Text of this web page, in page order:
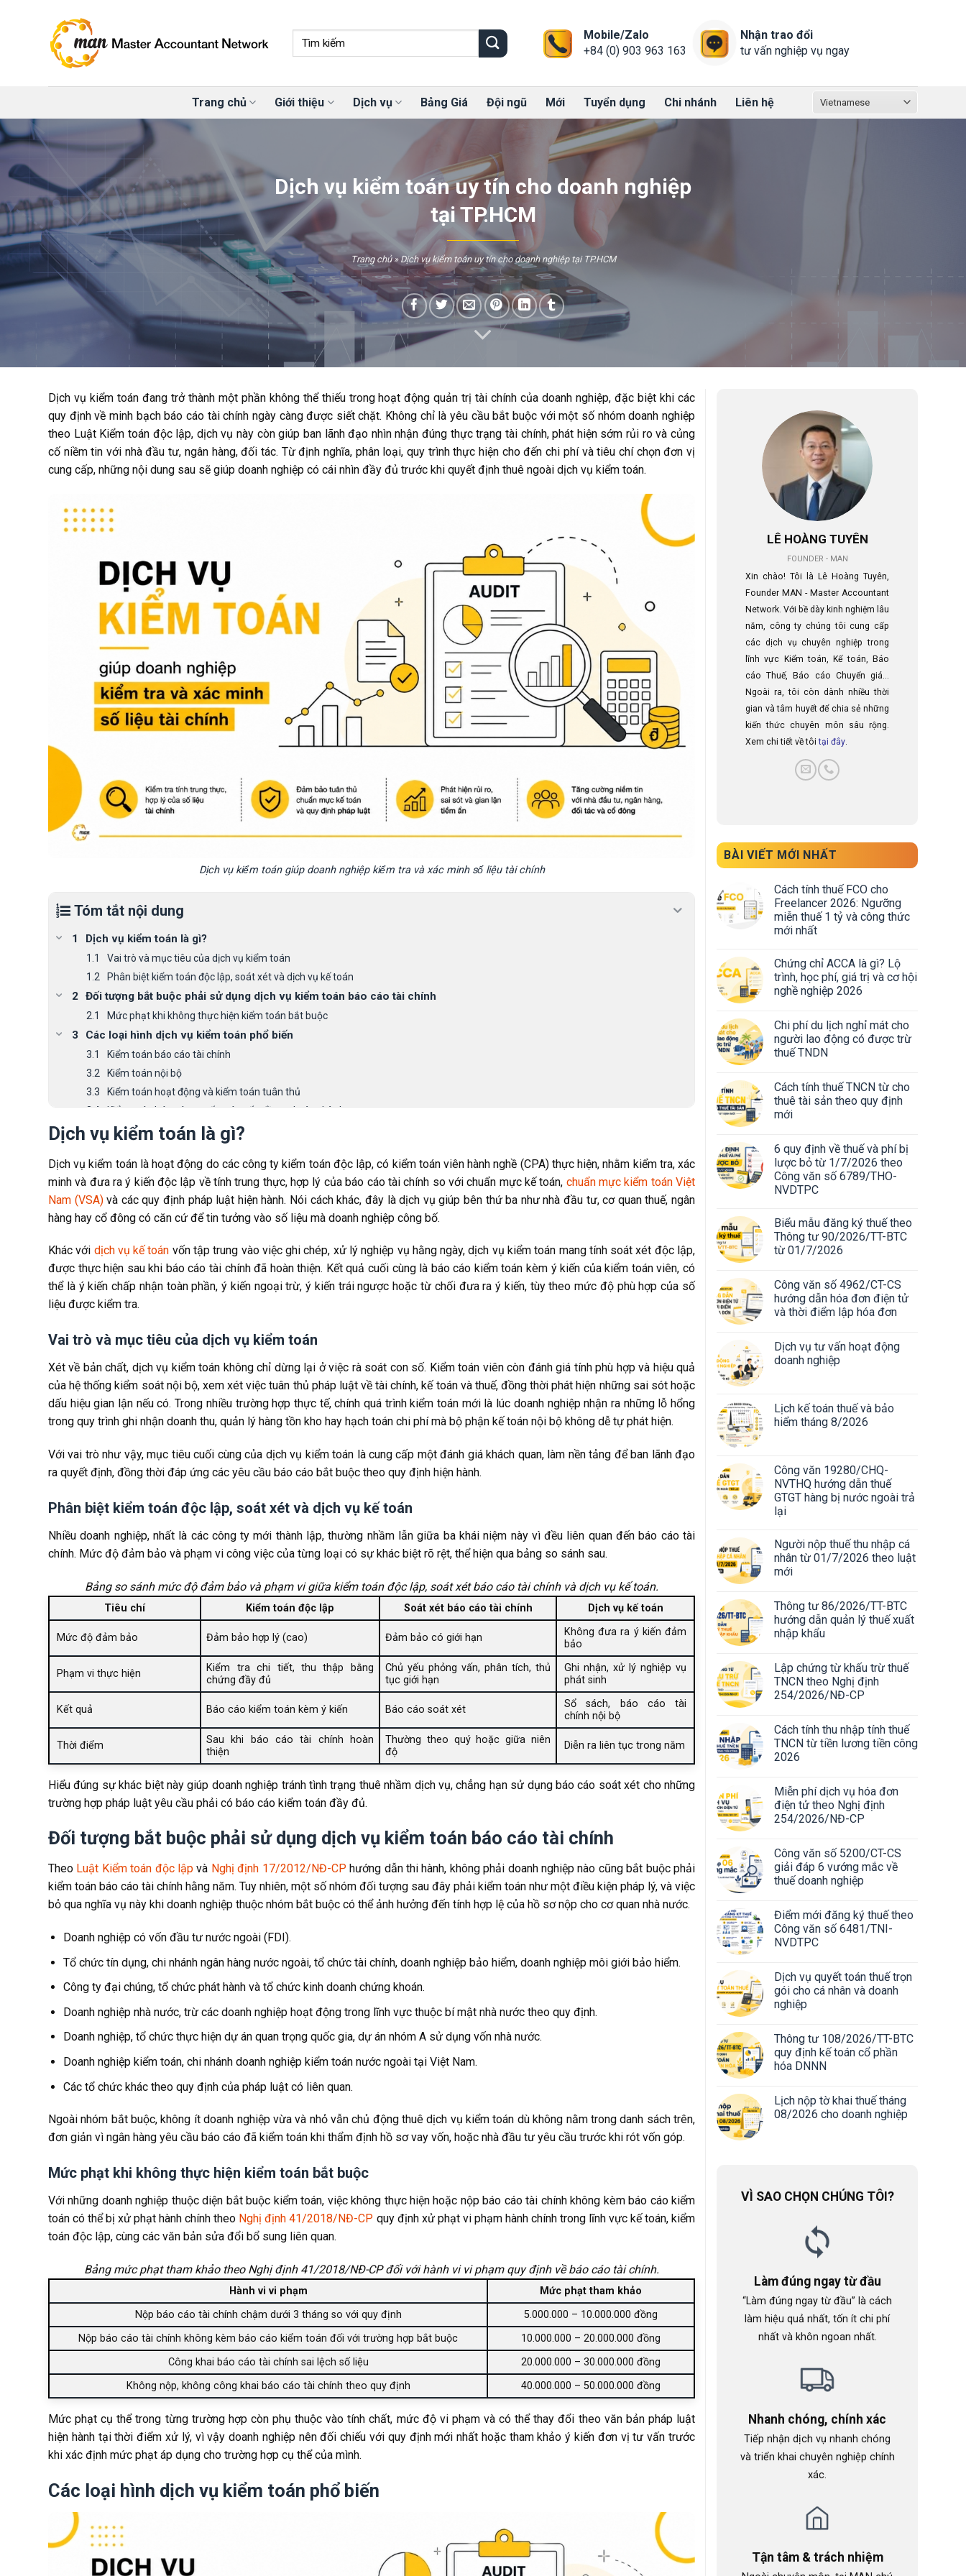
Mobile/Zalo
+84 (0) 903 963 163
Nhận trao đổi
tư vấn nghiệp vụ ngay
Trang chủ Giới thiệu Dịch vụ Bảng Giá Đội ngũ Mới Tuyển dụng Chi nhánh Liên hệ
Dịch vụ kiểm toán uy tín cho doanh nghiệp
tại TP.HCM
Trang chủ»Dịch vụ kiểm toán uy tín cho doanh nghiệp tại TP.HCM
Dịch vụ kiểm toán đang trở thành một phần không thể thiếu trong hoạt động quản trị tài chính của doanh nghiệp, đặc biệt khi các
quy định về minh bạch báo cáo tài chính ngày càng được siết chặt. Không chỉ là yêu cầu bắt buộc với một số nhóm doanh nghiệp
theo Luật Kiểm toán độc lập, dịch vụ này còn giúp ban lãnh đạo nhìn nhận đúng thực trạng tài chính, phát hiện sớm rủi ro và củng
cố niềm tin với nhà đầu tư, ngân hàng, đối tác. Từ định nghĩa, phân loại, quy trình thực hiện cho đến chi phí và tiêu chí chọn đơn vị
cung cấp, những nội dung sau sẽ giúp doanh nghiệp có cái nhìn đầy đủ trước khi quyết định thuê ngoài dịch vụ kiểm toán.
Dịch vụ kiểm toán giúp doanh nghiệp kiểm tra và xác minh số liệu tài chính
Tóm tắt nội dung
Dịch vụ kiểm toán là gì?
Vai trò và mục tiêu của dịch vụ kiểm toán
Phân biệt kiểm toán độc lập, soát xét và dịch vụ kế toán
Đối tượng bắt buộc phải sử dụng dịch vụ kiểm toán báo cáo tài chính
Mức phạt khi không thực hiện kiểm toán bắt buộc
Các loại hình dịch vụ kiểm toán phổ biến
Kiểm toán báo cáo tài chính
Kiểm toán nội bộ
Kiểm toán hoạt động và kiểm toán tuân thủ
Kiểm toán báo cáo quyết toán vốn đầu tư hoàn thành
Soát xét báo cáo tài chính và kiểm tra thông tin theo thỏa thuận trước
Lợi ích khi sử dụng dịch vụ kiểm toán chuyên nghiệp
Bảng giá dịch vụ kiểm toán báo cáo tài chính tham khảo
Yếu tố ảnh hưởng đến chi phí kiểm toán
Tiêu chí lựa chọn đơn vị kiểm toán uy tín
So sánh nhóm Big4 và công ty kiểm toán trong nước
Những lưu ý quan trọng khi ký hợp đồng kiểm toán
Hồ sơ, tài liệu cần chuẩn bị khi thuê dịch vụ kiểm toán
Kết luận
Câu hỏi thường gặp về dịch vụ kiểm toán
Doanh nghiệp mới thành lập có phải kiểm toán không?
Không kiểm toán có bị phạt không?
Nên chọn công ty kiểm toán Big4 hay công ty vừa và nhỏ?
Dịch vụ kiểm toán là gì?
Dịch vụ kiểm toán là hoạt động do các công ty kiểm toán độc lập, có kiểm toán viên hành nghề (CPA) thực hiện, nhằm kiểm tra, xác
minh và đưa ra ý kiến độc lập về tính trung thực, hợp lý của báo cáo tài chính so với chuẩn mực kế toán, chuẩn mực kiểm toán Việt
Nam (VSA)và các quy định pháp luật hiện hành. Nói cách khác, đây là dịch vụ giúp bên thứ ba như nhà đầu tư, cơ quan thuế, ngân
hàng hay cổ đông có căn cứ để tin tưởng vào số liệu mà doanh nghiệp công bố.
Khác với dịch vụ kế toán vốn tập trung vào việc ghi chép, xử lý nghiệp vụ hằng ngày, dịch vụ kiểm toán mang tính soát xét độc lập,
được thực hiện sau khi báo cáo tài chính đã hoàn thiện. Kết quả cuối cùng là báo cáo kiểm toán kèm ý kiến của kiểm toán viên, có
thể là ý kiến chấp nhận toàn phần, ý kiến ngoại trừ, ý kiến trái ngược hoặc từ chối đưa ra ý kiến, tùy theo mức độ phù hợp của số
liệu được kiểm tra.
Vai trò và mục tiêu của dịch vụ kiểm toán
Xét về bản chất, dịch vụ kiểm toán không chỉ dừng lại ở việc rà soát con số. Kiểm toán viên còn đánh giá tính phù hợp và hiệu quả
của hệ thống kiểm soát nội bộ, xem xét việc tuân thủ pháp luật về tài chính, kế toán và thuế, đồng thời phát hiện những sai sót hoặc
dấu hiệu gian lận nếu có. Trong nhiều trường hợp thực tế, chính quá trình kiểm toán mới là lúc doanh nghiệp nhận ra những lỗ hổng
trong quy trình ghi nhận doanh thu, quản lý hàng tồn kho hay hạch toán chi phí mà bộ phận kế toán nội bộ không dễ tự phát hiện.
Với vai trò như vậy, mục tiêu cuối cùng của dịch vụ kiểm toán là cung cấp một đánh giá khách quan, làm nền tảng để ban lãnh đạo
ra quyết định, đồng thời đáp ứng các yêu cầu báo cáo bắt buộc theo quy định hiện hành.
Phân biệt kiểm toán độc lập, soát xét và dịch vụ kế toán
Nhiều doanh nghiệp, nhất là các công ty mới thành lập, thường nhầm lẫn giữa ba khái niệm này vì đều liên quan đến báo cáo tài
chính. Mức độ đảm bảo và phạm vi công việc của từng loại có sự khác biệt rõ rệt, thể hiện qua bảng so sánh sau.
Bảng so sánh mức độ đảm bảo và phạm vi giữa kiểm toán độc lập, soát xét báo cáo tài chính và dịch vụ kế toán.
Tiêu chí Kiểm toán độc lập Soát xét báo cáo tài chính Dịch vụ kế toán
Mức độ đảm bảo Đảm bảo hợp lý (cao) Đảm bảo có giới hạn
Không đưa ra ý kiến đảm
bảo
Phạm vi thực hiện
Kiểm tra chi tiết, thu thập bằng
chứng đầy đủ
Chủ yếu phỏng vấn, phân tích, thủ
tục giới hạn
Ghi nhận, xử lý nghiệp vụ
phát sinh
Kết quả Báo cáo kiểm toán kèm ý kiến Báo cáo soát xét
Sổ sách, báo cáo tài
chính nội bộ
Thời điểm
Sau khi báo cáo tài chính hoàn
thiện
Thường theo quý hoặc giữa niên
độ
Diễn ra liên tục trong năm
Hiểu đúng sự khác biệt này giúp doanh nghiệp tránh tình trạng thuê nhầm dịch vụ, chẳng hạn sử dụng báo cáo soát xét cho những
trường hợp pháp luật yêu cầu phải có báo cáo kiểm toán đầy đủ.
Đối tượng bắt buộc phải sử dụng dịch vụ kiểm toán báo cáo tài chính
Theo Luật Kiểm toán độc lập và Nghị định 17/2012/NĐ-CP hướng dẫn thi hành, không phải doanh nghiệp nào cũng bắt buộc phải
kiểm toán báo cáo tài chính hằng năm. Tuy nhiên, một số nhóm đối tượng sau đây phải kiểm toán như một điều kiện pháp lý, và việc
bỏ qua nghĩa vụ này khi doanh nghiệp thuộc nhóm bắt buộc có thể ảnh hưởng đến tính hợp lệ của hồ sơ nộp cho cơ quan nhà nước.
Doanh nghiệp có vốn đầu tư nước ngoài (FDI).
Tổ chức tín dụng, chi nhánh ngân hàng nước ngoài, tổ chức tài chính, doanh nghiệp bảo hiểm, doanh nghiệp môi giới bảo hiểm.
Công ty đại chúng, tổ chức phát hành và tổ chức kinh doanh chứng khoán.
Doanh nghiệp nhà nước, trừ các doanh nghiệp hoạt động trong lĩnh vực thuộc bí mật nhà nước theo quy định.
Doanh nghiệp, tổ chức thực hiện dự án quan trọng quốc gia, dự án nhóm A sử dụng vốn nhà nước.
Doanh nghiệp kiểm toán, chi nhánh doanh nghiệp kiểm toán nước ngoài tại Việt Nam.
Các tổ chức khác theo quy định của pháp luật có liên quan.
Ngoài nhóm bắt buộc, không ít doanh nghiệp vừa và nhỏ vẫn chủ động thuê dịch vụ kiểm toán dù không nằm trong danh sách trên,
đơn giản vì ngân hàng yêu cầu báo cáo đã kiểm toán khi thẩm định hồ sơ vay vốn, hoặc nhà đầu tư yêu cầu trước khi rót vốn góp.
Mức phạt khi không thực hiện kiểm toán bắt buộc
Với những doanh nghiệp thuộc diện bắt buộc kiểm toán, việc không thực hiện hoặc nộp báo cáo tài chính không kèm báo cáo kiểm
toán có thể bị xử phạt hành chính theo Nghị định 41/2018/NĐ-CP quy định xử phạt vi phạm hành chính trong lĩnh vực kế toán, kiểm
toán độc lập, cùng các văn bản sửa đổi bổ sung liên quan.
Bảng mức phạt tham khảo theo Nghị định 41/2018/NĐ-CP đối với hành vi vi phạm quy định về báo cáo tài chính.
Hành vi vi phạm
Mức phạt tham khảo
Nộp báo cáo tài chính chậm dưới 3 tháng so với quy định
5.000.000 – 10.000.000 đồng
Nộp báo cáo tài chính không kèm báo cáo kiểm toán đối với trường hợp bắt buộc
10.000.000 – 20.000.000 đồng
Công khai báo cáo tài chính sai lệch số liệu
20.000.000 – 30.000.000 đồng
Không nộp, không công khai báo cáo tài chính theo quy định
40.000.000 – 50.000.000 đồng
Mức phạt cụ thể trong từng trường hợp còn phụ thuộc vào tính chất, mức độ vi phạm và có thể thay đổi theo văn bản pháp luật
hiện hành tại thời điểm xử lý, vì vậy doanh nghiệp nên đối chiếu với quy định mới nhất hoặc tham khảo ý kiến đơn vị tư vấn trước
khi xác định mức phạt áp dụng cho trường hợp cụ thể của mình.
Các loại hình dịch vụ kiểm toán phổ biến
LÊ HOÀNG TUYÊN
FOUNDER - MAN
Xin chào! Tôi là Lê Hoàng Tuyên,
Founder MAN - Master Accountant
Network. Với bề dày kinh nghiệm lâu
năm, công ty chúng tôi cung cấp
các dịch vụ chuyên nghiệp trong
lĩnh vực Kiểm toán, Kế toán, Báo
cáo Thuế, Báo cáo Chuyển giá...
Ngoài ra, tôi còn dành nhiều thời
gian và tâm huyết để chia sẻ những
kiến thức chuyên môn sâu rộng.
Xem chi tiết về tôitại đây.
BÀI VIẾT MỚI NHẤT
Cách tính thuế FCO cho
Freelancer 2026: Ngưỡng
miễn thuế 1 tỷ và công thức
mới nhất
Chứng chỉ ACCA là gì? Lộ
trình, học phí, giá trị và cơ hội
nghề nghiệp 2026
Chi phí du lịch nghỉ mát cho
người lao động có được trừ
thuế TNDN
Cách tính thuế TNCN từ cho
thuê tài sản theo quy định
mới
6 quy định về thuế và phí bị
lược bỏ từ 1/7/2026 theo
Công văn số 6789/THO-
NVDTPC
Biểu mẫu đăng ký thuế theo
Thông tư 90/2026/TT-BTC
từ 01/7/2026
Công văn số 4962/CT-CS
hướng dẫn hóa đơn điện tử
và thời điểm lập hóa đơn
Dịch vụ tư vấn hoạt động
doanh nghiệp
Lịch kế toán thuế và bảo
hiểm tháng 8/2026
Công văn 19280/CHQ-
NVTHQ hướng dẫn thuế
GTGT hàng bị nước ngoài trả
lại
Người nộp thuế thu nhập cá
nhân từ 01/7/2026 theo luật
mới
Thông tư 86/2026/TT-BTC
hướng dẫn quản lý thuế xuất
nhập khẩu
Lập chứng từ khấu trừ thuế
TNCN theo Nghị định
254/2026/NĐ-CP
Cách tính thu nhập tính thuế
TNCN từ tiền lương tiền công
2026
Miễn phí dịch vụ hóa đơn
điện tử theo Nghị định
254/2026/NĐ-CP
Công văn số 5200/CT-CS
giải đáp 6 vướng mắc về
thuế doanh nghiệp
Điểm mới đăng ký thuế theo
Công văn số 6481/TNI-
NVDTPC
Dịch vụ quyết toán thuế trọn
gói cho cá nhân và doanh
nghiệp
Thông tư 108/2026/TT-BTC
quy định kế toán cổ phần
hóa DNNN
Lịch nộp tờ khai thuế tháng
08/2026 cho doanh nghiệp
VÌ SAO CHỌN CHÚNG TÔI?
Làm đúng ngay từ đầu
“Làm đúng ngay từ đầu” là cách
làm hiệu quả nhất, tốn ít chi phí
nhất và khôn ngoan nhất.
Nhanh chóng, chính xác
Tiếp nhận dịch vụ nhanh chóng
và triển khai chuyên nghiệp chính
xác.
Tận tâm & trách nhiệm